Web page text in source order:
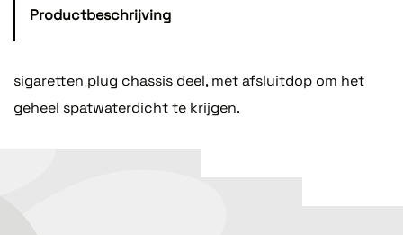
Productbeschrijving
sigaretten plug chassis deel, met afsluitdop om het
geheel spatwaterdicht te krijgen.